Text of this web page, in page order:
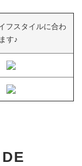
フスタイルに合わ
す♪